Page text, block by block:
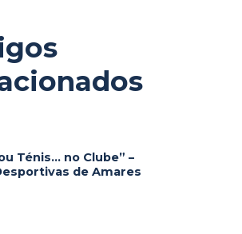
Ténis… no Clube” –
de Amares